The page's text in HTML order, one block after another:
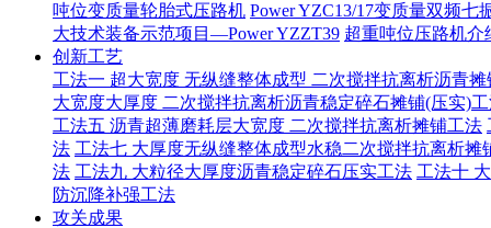
吨位变质量轮胎式压路机 Power YZC13/17变质量双频七
大技术装备示范项目—Power YZZT39 超重吨位压路机介
创新工艺
工法一 超大宽度 无纵缝整体成型 二次搅拌抗离析沥青摊
大宽度大厚度 二次搅拌抗离析沥青稳定碎石摊铺(压实)
工法五 沥青超薄磨耗层大宽度 二次搅拌抗离析摊铺工法
法 工法七 大厚度无纵缝整体成型水稳二次搅拌抗离析摊
法 工法九 大粒径大厚度沥青稳定碎石压实工法 工法十
防沉降补强工法
攻关成果